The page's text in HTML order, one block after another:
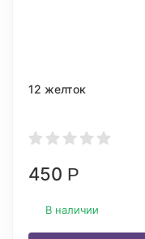
12 желток
450 Р
В наличии